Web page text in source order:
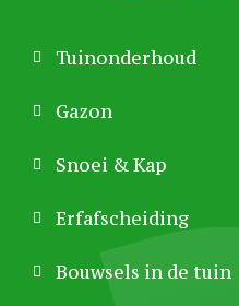
Tuinonderhoud
Gazon
Snoei & Kap
Erfafscheiding
Bouwsels in de tuin